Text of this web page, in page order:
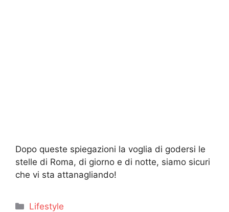
Dopo queste spiegazioni la voglia di godersi le
stelle di Roma, di giorno e di notte, siamo sicuri
che vi sta attanagliando!
Categorie
Lifestyle